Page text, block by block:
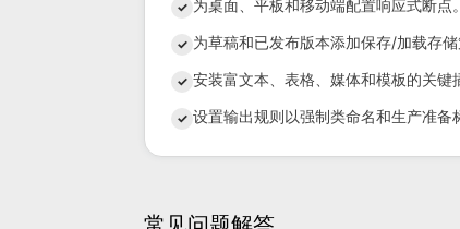
✓ 为桌面、平板和移动端配置响应式断点。
✓ 为草稿和已发布版本添加保存/加载存储
✓ 安装富文本、表格、媒体和模板的关键
✓ 设置输出规则以强制类命名和生产准备